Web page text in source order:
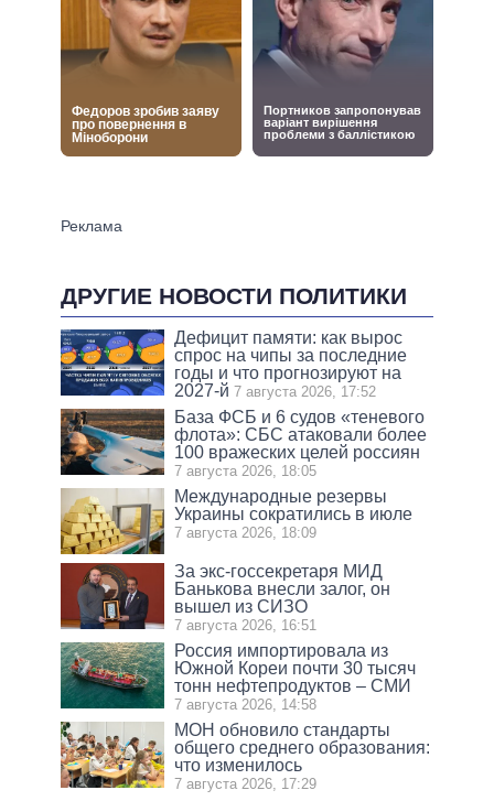
ДРУГИЕ НОВОСТИ ПОЛИТИКИ
Дефицит памяти: как вырос
спрос на чипы за последние
годы и что прогнозируют на
2027-й 7 августа 2026, 17:52
База ФСБ и 6 судов «теневого
флота»: СБС атаковали более
100 вражеских целей россиян
7 августа 2026, 18:05
Международные резервы
Украины сократились в июле
7 августа 2026, 18:09
За экс-госсекретаря МИД
Банькова внесли залог, он
вышел из СИЗО
7 августа 2026, 16:51
Россия импортировала из
Южной Кореи почти 30 тысяч
тонн нефтепродуктов – СМИ
7 августа 2026, 14:58
МОН обновило стандарты
общего среднего образования:
что изменилось
7 августа 2026, 17:29